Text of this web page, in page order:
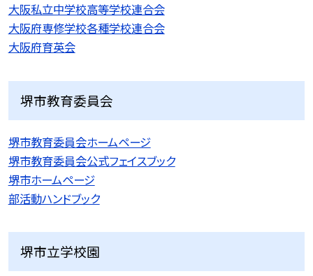
大阪私立中学校高等学校連合会
大阪府専修学校各種学校連合会
大阪府育英会
堺市教育委員会
堺市教育委員会ホームページ
堺市教育委員会公式フェイスブック
堺市ホームページ
部活動ハンドブック
堺市立学校園